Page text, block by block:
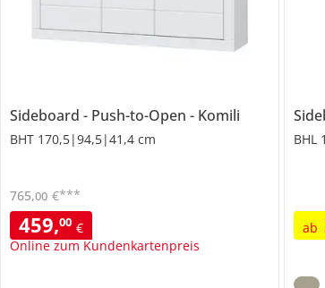
Sideboard Push-to-Open Komili
BHT 170,5|94,5|41,4 cm
459,00 €
Online zum Kundenkartenpreis
765,00 €***
BHL
ab